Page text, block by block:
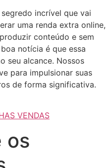
incrível que vai
uma renda extra online,
conteúdo e sem
notícia é que essa
seu alcance. Nossos
para impulsionar suas
de forma significativa.
VENDAS
os